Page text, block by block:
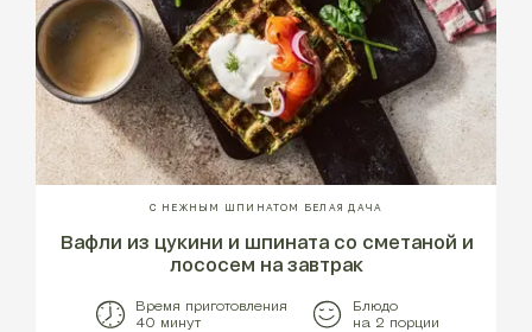
С НЕЖНЫМ ШПИНАТОМ БЕЛАЯ ДАЧА
Вафли из цукини и шпината со сметаной и
лососем на завтрак
Время приготовления
40 минут
Блюдо
на 2 порции